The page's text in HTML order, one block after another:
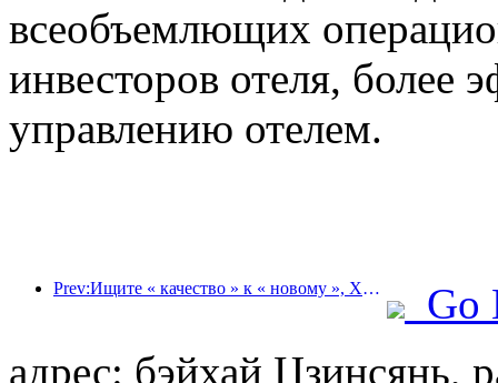
всеобъемлющих
инвесторов отеля, более
управлению отелем.
Prev:Ищите « качество » к « новому », Ханьтин с « новым снабжением», чтобы дать возможность новой жизнеспособности рынка Чаошань
Go
адрес: бэйхай Цзинсянь,